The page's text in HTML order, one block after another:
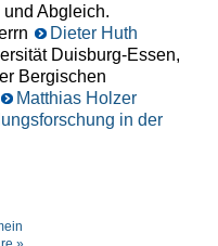
Abgleich.
Dieter Huth
Duisburg-Essen,
Bergischen
Matthias Holzer
in der